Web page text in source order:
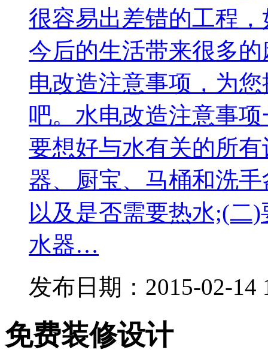
很容易出差错的工程
今后的生活带来很多
电改造注意事项，为
吧。水电改造注意事
要想好与水有关的所
器、厨宝、马桶和洗
以及是否需要热水;(二
水器…
发布日期： 2015-02-14
免费装修设计